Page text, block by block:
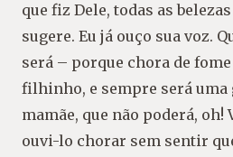
que fiz Dele, todas as
sugere. Eu já ouço sua voz.
será – porque chora de
filhinho, e sempre será uma
mamãe, que não poderá, oh!
ouvi-lo chorar sem sentir